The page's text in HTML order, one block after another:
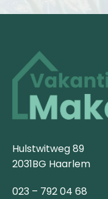
Hulstwitweg 89
2031BG Haarlem
023 – 792 04 68